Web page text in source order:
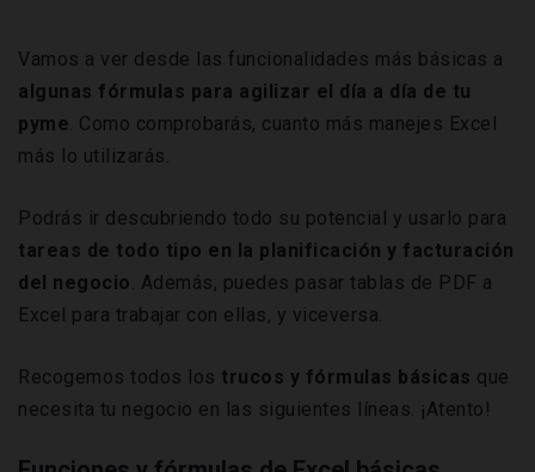
Vamos a ver desde las funcionalidades más básicas a
algunas fórmulas para agilizar el día a día de tu
pyme. Como comprobarás, cuanto más manejes Excel
más lo utilizarás.
Podrás ir descubriendo todo su potencial y usarlo para
tareas de todo tipo en la planificación y facturación
del negocio. Además, puedes pasar tablas de PDF a
Excel para trabajar con ellas, y viceversa.
Recogemos todos los trucos y fórmulas básicas que
necesita tu negocio en las siguientes líneas. ¡Atento!